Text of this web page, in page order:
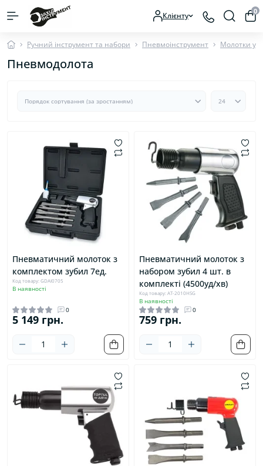
Клієнту 0
Ручний інструмент та набори Пневмоінструмент Молотки
Пневмодолота
Пневматичний молоток з
комплектом зубил 7ед.
Код товару: GDAI0705
В наявності
0
5 149 грн.
Пневматичний молоток з
набором зубил 4 шт. в
комплекті (4500уд/хв)
Код товару: AT-2010HSG
В наявності
0
759 грн.